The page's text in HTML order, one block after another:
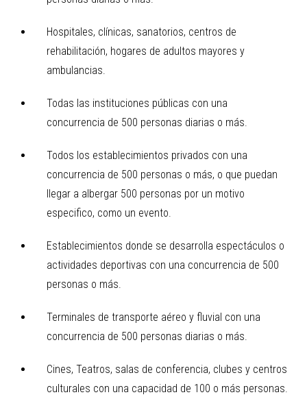
Hospitales, clínicas, sanatorios, centros de
rehabilitación, hogares de adultos mayores y
ambulancias.
Todas las instituciones públicas con una
concurrencia de 500 personas diarias o más.
Todos los establecimientos privados con una
concurrencia de 500 personas o más, o que puedan
llegar a albergar 500 personas por un motivo
especifico, como un evento.
Establecimientos donde se desarrolla espectáculos o
actividades deportivas con una concurrencia de 500
personas o más.
Terminales de transporte aéreo y fluvial con una
concurrencia de 500 personas diarias o más.
Cines, Teatros, salas de conferencia, clubes y centros
culturales con una capacidad de 100 o más personas.